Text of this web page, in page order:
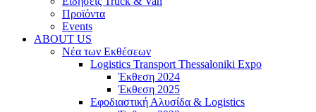
Προϊόντα
Events
ABOUT US
Νέα των Εκθέσεων
Logistics Transport Thessaloniki Expo
Έκθεση 2024
Έκθεση 2025
Εφοδιαστική Αλυσίδα & Logistics